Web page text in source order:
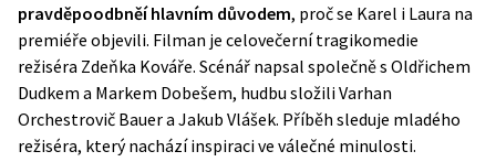
pravděpoodbněí hlavním důvodem, proč se Karel i Laura na
premiéře objevili. Filman je celovečerní tragikomedie
režiséra Zdeňka Kováře. Scénář napsal společně s Oldřichem
Dudkem a Markem Dobešem, hudbu složili Varhan
Orchestrovič Bauer a Jakub Vlášek. Příběh sleduje mladého
režiséra, který nachází inspiraci ve válečné minulosti.